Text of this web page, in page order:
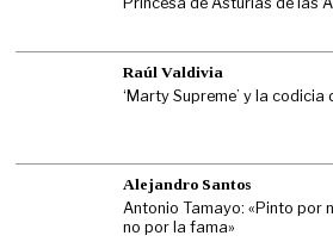
Raúl Valdivia
‘Marty Supreme’ y la
Alejandro Santos
Antonio Tamayo: «Pinto por
no por la fama»